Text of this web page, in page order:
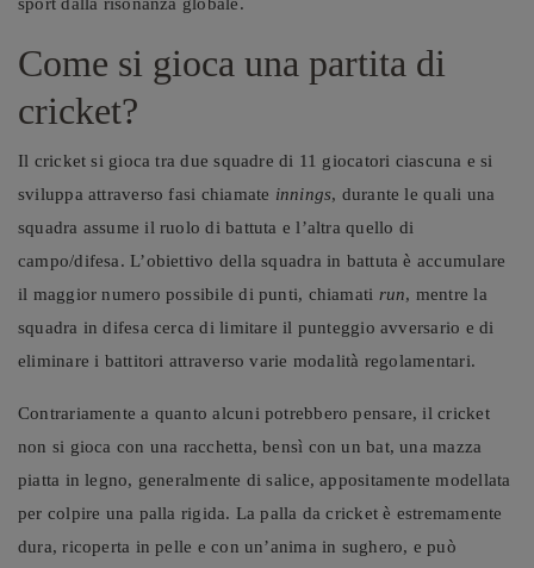
Come si gioca una partita di
cricket?
Il cricket si gioca tra due squadre di 11 giocatori ciascuna e si
sviluppa attraverso fasi chiamate innings, durante le quali una
squadra assume il ruolo di battuta e l’altra quello di
campo/difesa. L’obiettivo della squadra in battuta è accumulare
il maggior numero possibile di punti, chiamati run, mentre la
squadra in difesa cerca di limitare il punteggio avversario e di
eliminare i battitori attraverso varie modalità regolamentari.
Contrariamente a quanto alcuni potrebbero pensare, il cricket
non si gioca con una racchetta, bensì con un bat, una mazza
piatta in legno, generalmente di salice, appositamente modellata
per colpire una palla rigida. La palla da cricket è estremamente
dura, ricoperta in pelle e con un’anima in sughero, e può